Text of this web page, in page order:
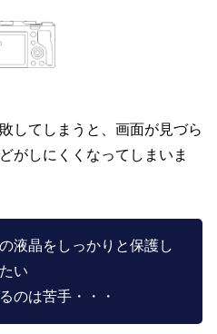
してしまうと、画面が見づら
がしにくくなってしまいま
液晶をしっかりと保護し
たい
のは苦手・・・